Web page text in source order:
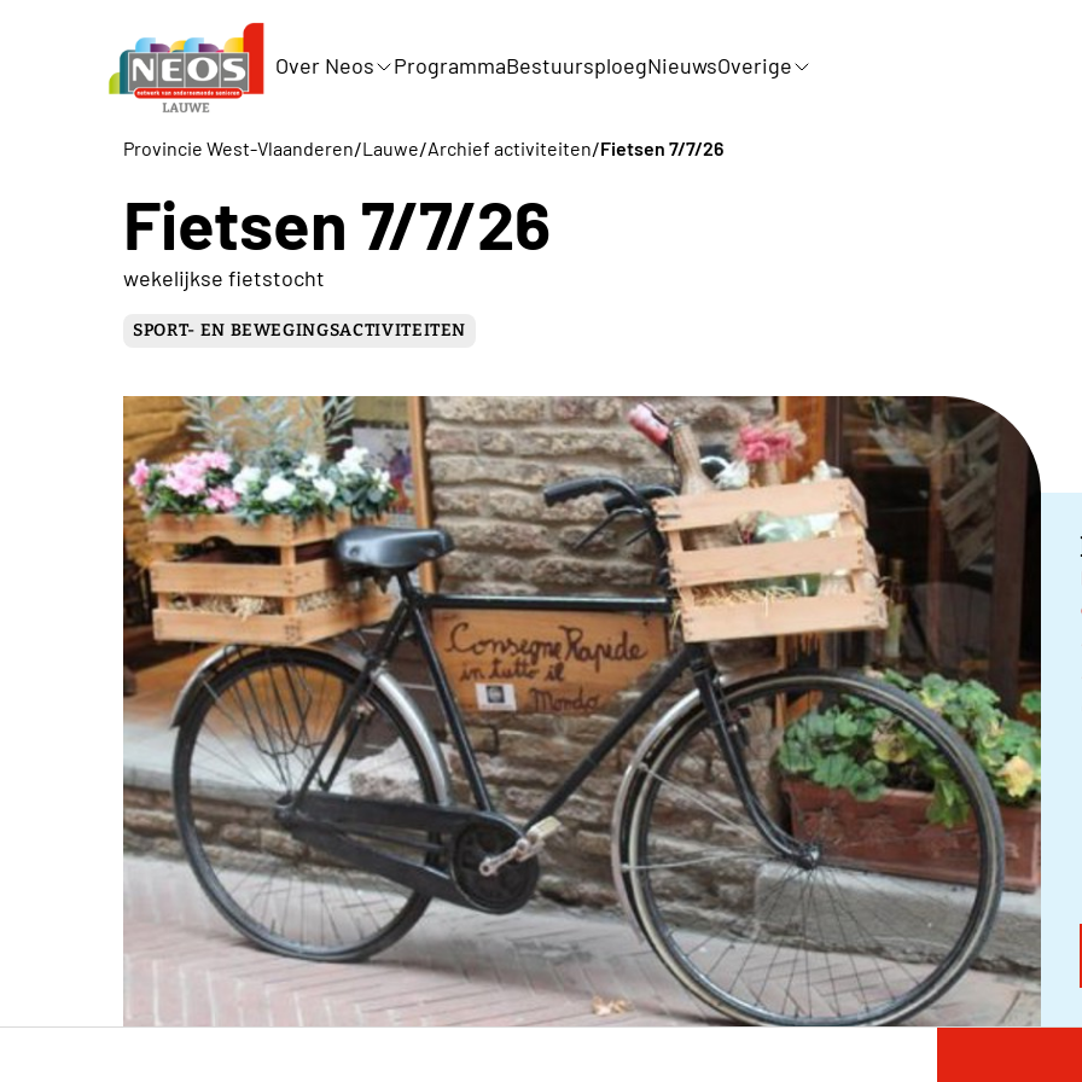
Over Neos ProgrammaBestuursploegNieuwsOverige
Provincie West-Vlaanderen/Lauwe/Archief activiteiten/Fietsen 7/7/26
Fietsen 7/7/26
wekelijkse fietstocht
SPORT- EN BEWEGINGSACTIVITEITEN